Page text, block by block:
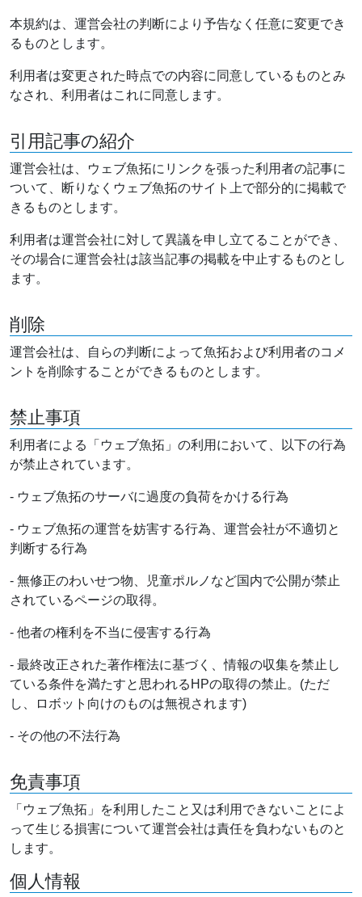
本規約は、運営会社の判断により予告なく任意に変更でき
るものとします。
利用者は変更された時点での内容に同意しているものとみ
なされ、利用者はこれに同意します。
引用記事の紹介
運営会社は、ウェブ魚拓にリンクを張った利用者の記事に
ついて、断りなくウェブ魚拓のサイト上で部分的に掲載で
きるものとします。
利用者は運営会社に対して異議を申し立てることができ、
その場合に運営会社は該当記事の掲載を中止するものとし
ます。
削除
運営会社は、自らの判断によって魚拓および利用者のコメ
ントを削除することができるものとします。
禁止事項
利用者による「ウェブ魚拓」の利用において、以下の行為
が禁止されています。
- ウェブ魚拓のサーバに過度の負荷をかける行為
- ウェブ魚拓の運営を妨害する行為、運営会社が不適切と
判断する行為
- 無修正のわいせつ物、児童ポルノなど国内で公開が禁止
されているページの取得。
- 他者の権利を不当に侵害する行為
- 最終改正された著作権法に基づく、情報の収集を禁止し
ている条件を満たすと思われるHPの取得の禁止。(ただ
し、ロボット向けのものは無視されます)
- その他の不法行為
免責事項
「ウェブ魚拓」を利用したこと又は利用できないことによ
って生じる損害について運営会社は責任を負わないものと
します。
個人情報